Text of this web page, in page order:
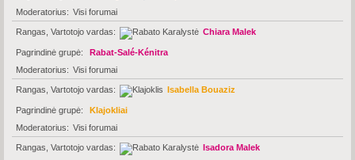
Moderatorius
Visi forumai
Rangas, Vartotojo vardas Chiara Malek
Pagrindinė grupė
Rabat-Salé-Kénitra
Moderatorius
Visi forumai
Rangas, Vartotojo vardas Isabella Bouaziz
Pagrindinė grupė
Klajokliai
Moderatorius
Visi forumai
Rangas, Vartotojo vardas Isadora Malek